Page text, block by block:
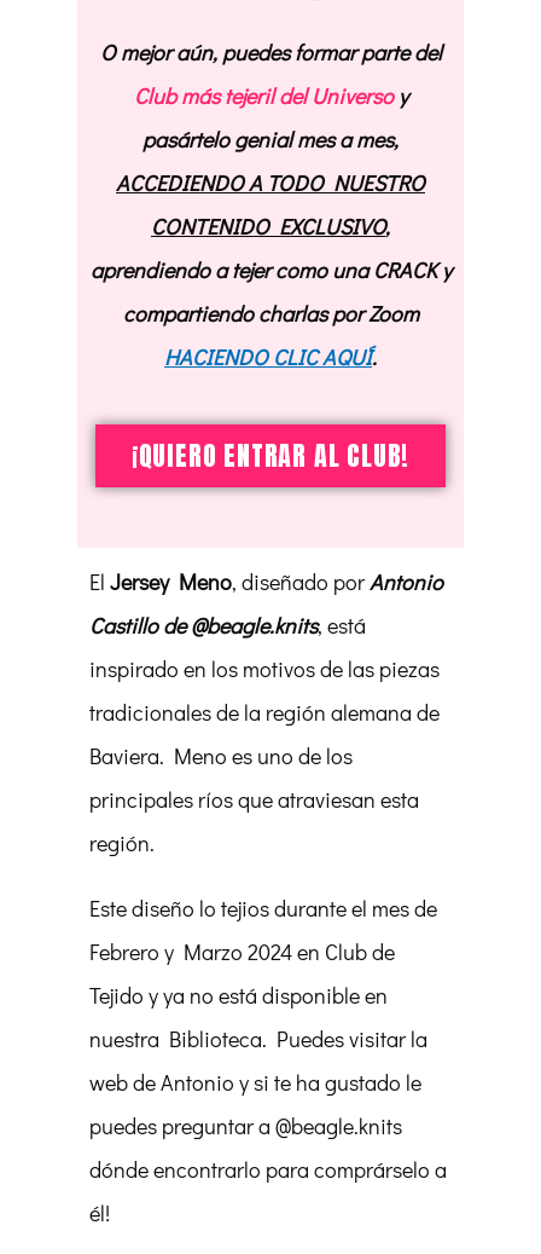
O mejor aún, puedes formar parte del
Club más tejeril del Universoy
pasártelo genial mes a mes,
ACCEDIENDO A TODO NUESTRO
CONTENIDO EXCLUSIVO,
aprendiendo a tejer como una CRACK y
compartiendo charlas por Zoom
HACIENDO CLIC AQUÍ.
¡QUIERO ENTRAR AL CLUB!
El Jersey Meno, diseñado porAntonio
Castillo de @beagle.knits, está
inspirado en los motivos de las piezas
tradicionales de la región alemana de
Baviera. Meno es uno de los
principales ríos que atraviesan esta
región.
Este diseño lo tejios durante el mes de
Febrero y Marzo 2024 en Club de
Tejido y ya no está disponible en
nuestra Biblioteca. Puedes visitar la
web de Antonio y si te ha gustado le
puedes preguntar a @beagle.knits
dónde encontrarlo para comprárselo a
él!